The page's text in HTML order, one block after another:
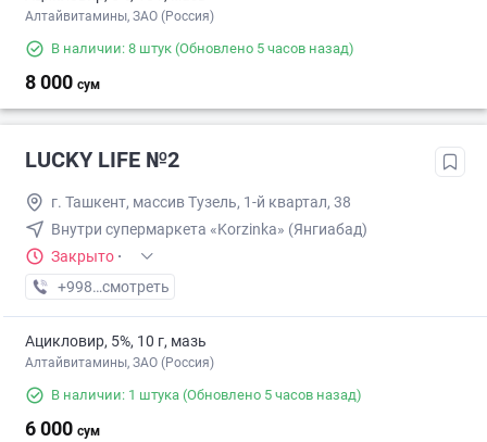
Алтайвитамины, ЗАО (Россия)
В наличии: 8 штук (Обновлено 5 часов назад)
8 000 сум
LUCKY LIFE №2
г. Ташкент, массив Тузель, 1-й квартал, 38
Внутри супермаркета «Korzinka» (Янгиабад)
Закрыто ·
+998 (95) XXX-XX-XX
смотреть
Ацикловир, 5%, 10 г, мазь
Алтайвитамины, ЗАО (Россия)
В наличии: 1 штука (Обновлено 5 часов назад)
6 000 сум